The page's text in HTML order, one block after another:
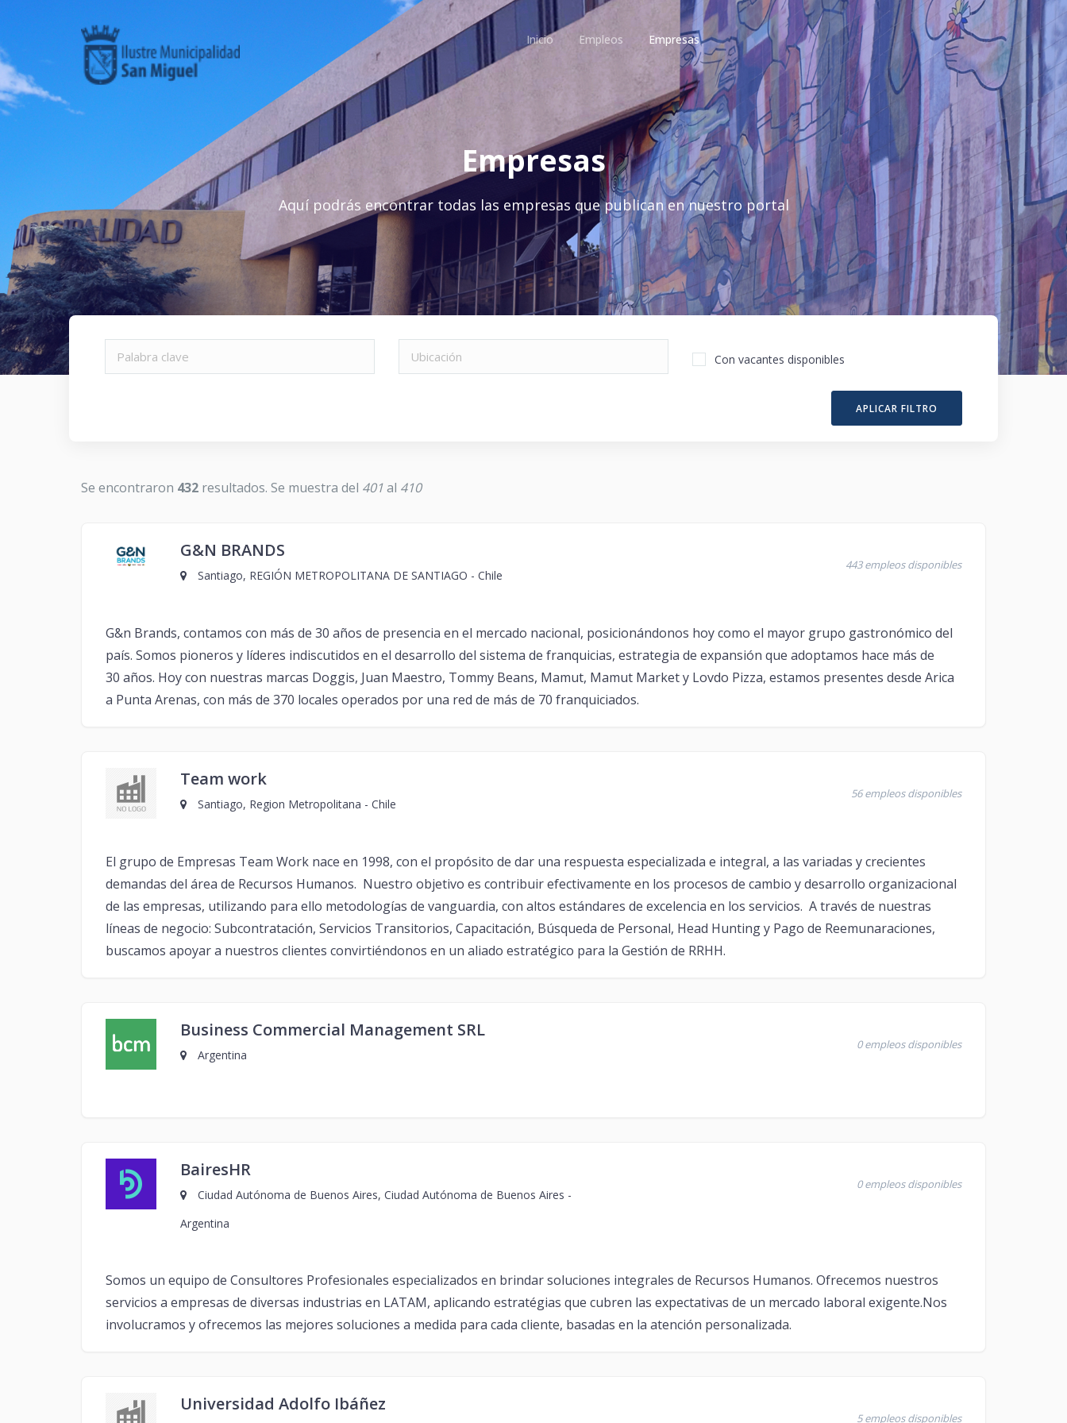
Inicio Empleos Empresas
Empresas
Aquí podrás encontrar todas las empresas que publican en nuestro portal
Con vacantes disponibles
APLICAR FILTRO
Se encontraron 432 resultados. Se muestra del 401al 410
G&N BRANDS
Santiago, REGIÓN METROPOLITANA DE SANTIAGO - Chile
443 empleos disponibles
G&n Brands, contamos con más de 30 años de presencia en el mercado nacional, posicionándonos hoy como el mayor grupo gastronómico del
país. Somos pioneros y líderes indiscutidos en el desarrollo del sistema de franquicias, estrategia de expansión que adoptamos hace más de
30 años. Hoy con nuestras marcas Doggis, Juan Maestro, Tommy Beans, Mamut, Mamut Market y Lovdo Pizza, estamos presentes desde Arica
a Punta Arenas, con más de 370 locales operados por una red de más de 70 franquiciados.
Team work
Santiago, Region Metropolitana - Chile
56 empleos disponibles
El grupo de Empresas Team Work nace en 1998, con el propósito de dar una respuesta especializada e integral, a las variadas y crecientes
demandas del área de Recursos Humanos. Nuestro objetivo es contribuir efectivamente en los procesos de cambio y desarrollo organizacional
de las empresas, utilizando para ello metodologías de vanguardia, con altos estándares de excelencia en los servicios. A través de nuestras
líneas de negocio: Subcontratación, Servicios Transitorios, Capacitación, Búsqueda de Personal, Head Hunting y Pago de Reemunaraciones,
buscamos apoyar a nuestros clientes convirtiéndonos en un aliado estratégico para la Gestión de RRHH.
Business Commercial Management SRL
Argentina
0 empleos disponibles
BairesHR
Ciudad Autónoma de Buenos Aires, Ciudad Autónoma de Buenos Aires -
Argentina
0 empleos disponibles
Somos un equipo de Consultores Profesionales especializados en brindar soluciones integrales de Recursos Humanos. Ofrecemos nuestros
servicios a empresas de diversas industrias en LATAM, aplicando estratégias que cubren las expectativas de un mercado laboral exigente. ​Nos
involucramos y ofrecemos las mejores soluciones a medida para cada cliente, basadas en la atención personalizada.
Universidad Adolfo Ibáñez
5 empleos disponibles